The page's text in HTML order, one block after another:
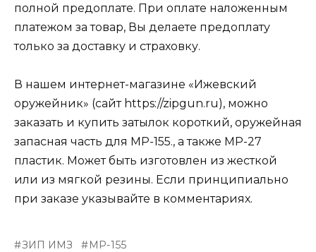
полной предоплате. При оплате наложенным
платежом за товар, Вы делаете предоплату
только за доставку и страховку.
В нашем интернет-магазине «Ижевский
оружейник» (сайт https://zipgun.ru), можно
заказать и купить затылок короткий, оружейная
запасная часть для МР-155., а также МР-27
пластик. Может быть изготовлен из жесткой
или из мягкой резины. Если принципиально
при заказе указывайте в комментариях.
ЗИП ИМЗ МР-155